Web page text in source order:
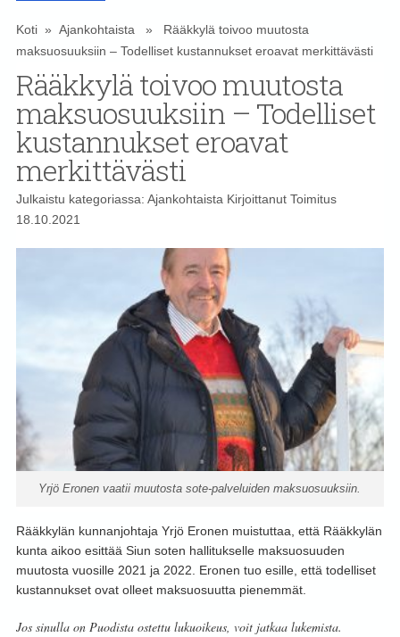
Koti» Ajankohtaista» Rääkkylä toivoo muutosta
maksuosuuksiin – Todelliset kustannukset eroavat merkittävästi
Rääkkylä toivoo muutosta
maksuosuuksiin – Todelliset
kustannukset eroavat
merkittävästi
Julkaistu kategoriassa: AjankohtaistaKirjoittanut Toimitus
18.10.2021
Yrjö Eronen vaatii muutosta sote-palveluiden maksuosuuksiin.
Rääkkylän kunnanjohtaja Yrjö Eronen muistuttaa, että Rääkkylän
kunta aikoo esittää Siun soten hallitukselle maksuosuuden
muutosta vuosille 2021 ja 2022. Eronen tuo esille, että todelliset
kustannukset ovat olleet maksuosuutta pienemmät.
Jos sinulla on Puodista ostettu lukuoikeus, voit jatkaa lukemista.